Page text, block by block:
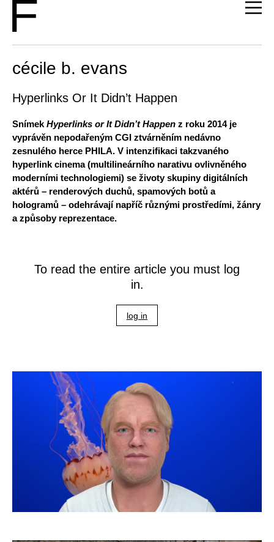
cécile b. evans
Hyperlinks Or It Didn’t Happen
Snímek Hyperlinks or It Didn’t Happen z roku 2014 je
vyprávěn nepodařeným CGI ztvárněním nedávno
zesnulého herce PHILA. V intenzifikaci takzvaného
hyperlink cinema (multilineárního narativu ovlivněného
moderními technologiemi) se životy skupiny digitálních
aktérů – renderových duchů, spamových botů a
hologramů – odehrávají napříč různými prostředími, žánry
a způsoby reprezentace.
To read the entire article you must log
in.
log in